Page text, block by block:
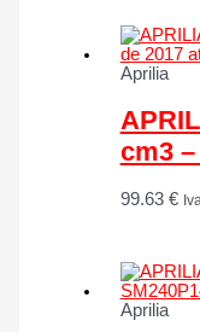
Aprilia
cm3 –
99.63 €
Aprilia